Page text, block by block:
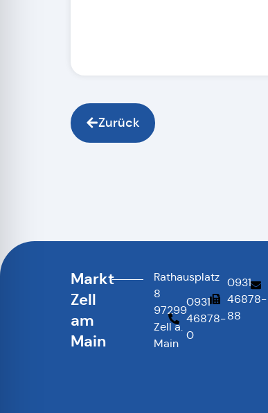
Zurück
Markt
Zell
am
Main
Rathausplatz
8
97299
Zell a.
Main
0931
46878-
0
0931
46878-
88